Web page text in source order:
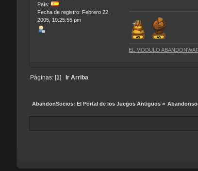
País:
Fecha de registro: Febrero 22,
2005, 19:25:55 pm
EL MODULO
Páginas: [1]
Ir Arriba
AbandonSocios: El Portal de los Juegos Antiguos»